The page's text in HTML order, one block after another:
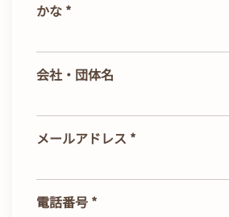
かな *
会社・団体名
メールアドレス *
電話番号 *